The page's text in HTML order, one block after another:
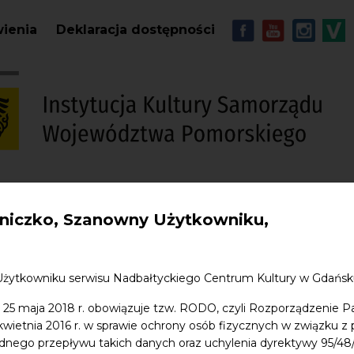
Szanowny Użytkowniku,
serwisu Nadbałtyckiego Centrum Kultury w
maja 2018 r. obowiązuje tzw. RODO, czyli Rozporządzenie
2016 r. w sprawie ochrony osób fizycznych w związku
przepływu takich danych oraz uchylenia dyrektywy 95/
Deklaracja dostępności MENU -
Jana Edukacja Sklep Kontakt